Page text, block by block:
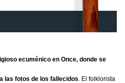
ecuménico en Once, donde se
las fotos de los fallecidos . El folklorista